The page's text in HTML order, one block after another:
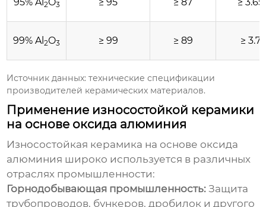
95% Al 2O3 ≥ 95 ≥ 87 ≥ 3.65
99% Al2O3 ≥ 99 ≥ 89 ≥ 3.7
Источник данных: технические спецификации
производителей керамических материалов.
Применение износостойкой керамики
на основе оксида алюминия
Износостойкая керамика на основе оксида
алюминия широко используется в различных
отраслях промышленности:
Горнодобывающая промышленность: Защита
трубопроводов, бункеров, дробилок и другого